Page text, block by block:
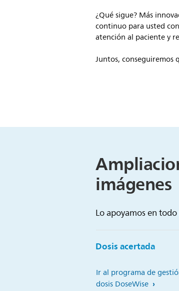
¿Qué sigue? Más
continuo para usted
atención al paciente y
Juntos, conseguiremos
imágenes
Lo apoyamos en
Dosis acertada
Ir al programa de
dosis DoseWise